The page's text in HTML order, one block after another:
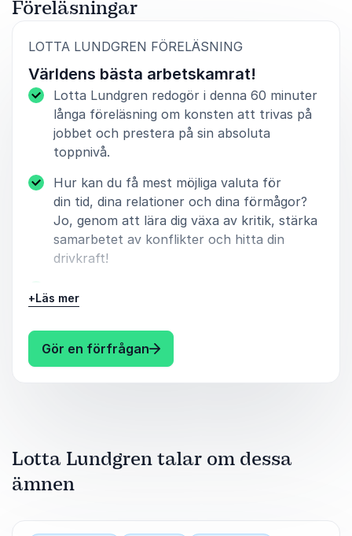
Föreläsningar
LOTTA LUNDGREN FÖRELÄSNING
Världens bästa arbetskamrat!
Lotta Lundgren redogör i denna 60 minuter
långa föreläsning om konsten att trivas på
jobbet och prestera på sin absoluta
toppnivå.
Hur kan du få mest möjliga valuta för
din tid, dina relationer och dina förmågor?
Jo, genom att lära dig växa av kritik, stärka
samarbetet av konflikter och hitta din
drivkraft!
hur du kan utnyttja din fulla potential och
+Läs mer
Gör en förfrågan: Lotta Lundgren Världens
Lotta Lundgren talar om dessa
ämnen